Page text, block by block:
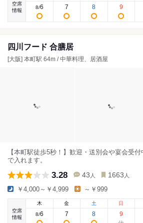
空席
情報
8/6 7 8 9
四川フード 合膳居
[大阪] 本町駅 64m / 中華料理、居酒屋
【本町駅徒歩5秒！】歓迎・送別会や宴会受
で入れます。
3.28 43 人 1663 人
￥4,000～￥4,999 ～￥999
空席
情報
木
8/6
金
7
土
8
日
9